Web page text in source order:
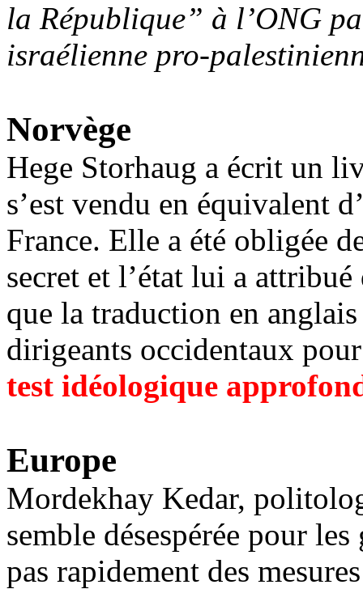
la République” à l’ONG
israélienne pro-
Norvège
Hege Storhaug a écrit un
s’est vendu en équivalent
France. Elle a été obligée
secret et l’état lui a
que la traduction en
dirigeants occidentaux
test idéologique
Europe
Mordekhay Kedar,
semble désespérée pour
pas rapidement des